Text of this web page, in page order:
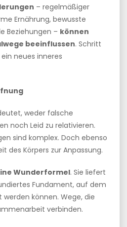
– regelmäßiger
Ernährung, bewusste
Beziehungen – können
beeinflussen. Schritt
neues inneres
weder falsche
noch Leid zu relativieren.
sind komplex. Doch ebenso
des Körpers zur Anpassung.
Wunderformel. Sie liefert
Fundament, auf dem
können. Wege, die
verbinden.